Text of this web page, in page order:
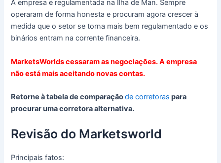
A empresa é regulamentada na Ilha de Man. Sempre
operaram de forma honesta e procuram agora crescer à
medida que o setor se torna mais bem regulamentado e os
binários entram na corrente financeira.
MarketsWorlds cessaram as negociações.A empresa
não está mais aceitando novas contas.
Retorne à tabela de comparaçãode corretoras para
procurar uma corretora alternativa.
Revisão do Marketsworld
Principais fatos: